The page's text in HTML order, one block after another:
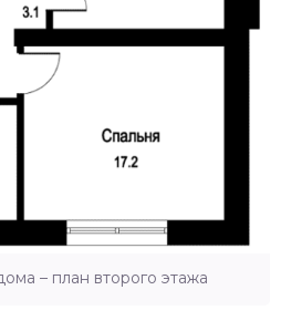
– план второго этажа